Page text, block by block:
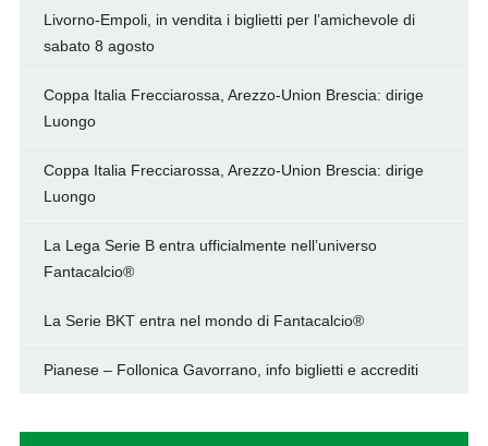
Livorno-Empoli, in vendita i biglietti per l’amichevole di
sabato 8 agosto
Coppa Italia Frecciarossa, Arezzo-Union Brescia: dirige
Luongo
Coppa Italia Frecciarossa, Arezzo-Union Brescia: dirige
Luongo
La Lega Serie B entra ufficialmente nell’universo
Fantacalcio®
La Serie BKT entra nel mondo di Fantacalcio®
Pianese – Follonica Gavorrano, info biglietti e accrediti